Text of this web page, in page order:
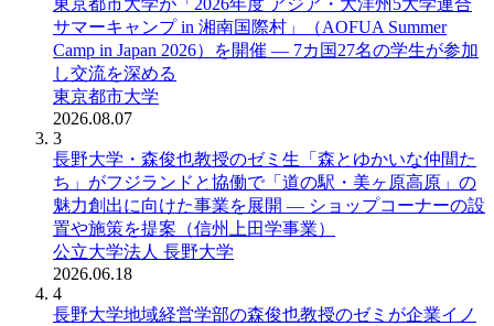
サマーキャンプ in 湘南国際村」（AOFUA Summer
Camp in Japan 2026）を開催 ― 7カ国27名の学生が参加
し交流を深める
東京都市大学
2026.08.07
3
長野大学・森俊也教授のゼミ生「森とゆかいな仲間た
ち」がフジランドと協働で「道の駅・美ヶ原高原」の
魅力創出に向けた事業を展開 ― ショップコーナーの設
置や施策を提案（信州上田学事業）
公立大学法人 長野大学
2026.06.18
4
長野大学地域経営学部の森俊也教授のゼミが企業イノ